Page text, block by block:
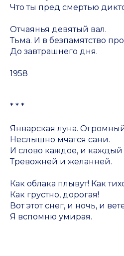
Что ты пред смертью
Отчаянья девятый вал.
Тьма. И в безпамятство
До завтрашнего дня.
1958
* * *
Январская луна.
Неслышно мчатся сани.
И слово каждое, и каждый
Тревожней и желанней.
Как облака плывут! Как
Как грустно, дорогая!
Вот этот снег, и ночь, и
Я вспомню умирая.